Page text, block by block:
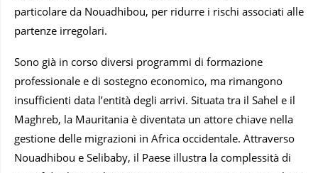
particolare da Nouadhibou, per ridurre i rischi associati alle
partenze irregolari.
Sono già in corso diversi programmi di formazione
professionale e di sostegno economico, ma rimangono
insufficienti data l’entità degli arrivi. Situata tra il Sahel e il
Maghreb, la Mauritania è diventata un attore chiave nella
gestione delle migrazioni in Africa occidentale. Attraverso
Nouadhibou e Selibaby, il Paese illustra la complessità di